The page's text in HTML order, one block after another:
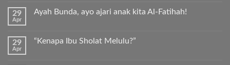
pada
Premium
29
Apr
Ayah Bunda, ayo ajari anak kita Al-Fatihah!
pada
29
Apr
“Kenapa Ibu Sholat Melulu?”